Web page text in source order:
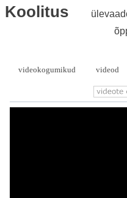
Koolitus
videokogumikud videod